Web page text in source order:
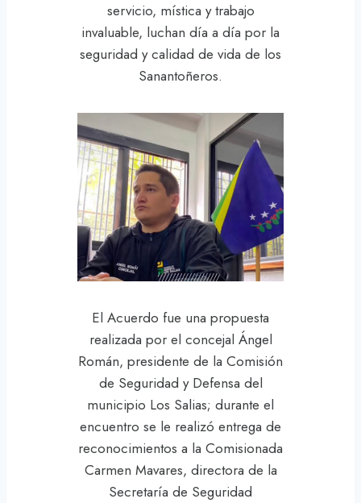
servicio, mística y trabajo
invaluable, luchan día a día por la
seguridad y calidad de vida de los
Sanantoñeros.
El Acuerdo fue una propuesta
realizada por el concejal Ángel
Román, presidente de la Comisión
de Seguridad y Defensa del
municipio Los Salias; durante el
encuentro se le realizó entrega de
reconocimientos a la Comisionada
Carmen Mavares, directora de la
Secretaría de Seguridad